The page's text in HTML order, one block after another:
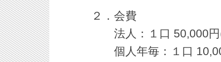
２．会費
法人：１口 50,000円
個人年毎：１口